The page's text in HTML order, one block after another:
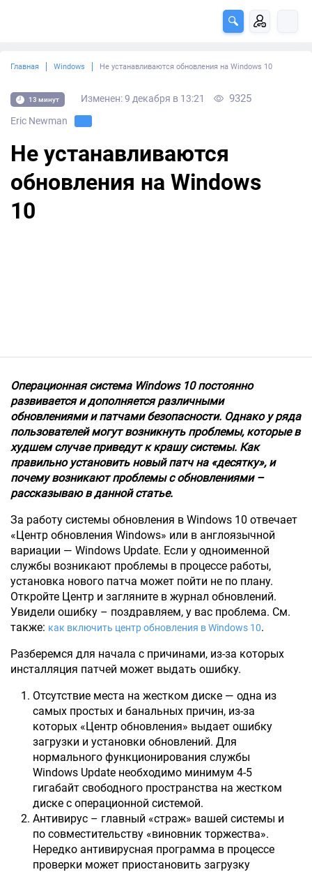
Главная Windows Не устанавливаются обновления на Windows 10
13 минут Изменен: 9 декабря в 13:21 9325
Eric Newman
Не устанавливаются
обновления на Windows
10
Операционная система Windows 10 постоянно
развивается и дополняется различными
обновлениями и патчами безопасности. Однако у ряда
пользователей могут возникнуть проблемы, которые в
худшем случае приведут к крашу системы. Как
правильно установить новый патч на «десятку», и
почему возникают проблемы с обновлениями –
рассказываю в данной статье.
За работу системы обновления в Windows 10 отвечает
«Центр обновления Windows» или в англоязычной
вариации — Windows Update. Если у одноименной
службы возникают проблемы в процессе работы,
установка нового патча может пойти не по плану.
Откройте Центр и загляните в журнал обновлений.
Увидели ошибку – поздравляем, у вас проблема. См.
также: как включить центр обновления в Windows 10.
Разберемся для начала с причинами, из-за которых
инсталляция патчей может выдать ошибку.
Отсутствие места на жестком диске — одна из
самых простых и банальных причин, из-за
которых «Центр обновления» выдает ошибку
загрузки и установки обновлений. Для
нормального функционирования службы
Windows Update необходимо минимум 4-5
гигабайт свободного пространства на жестком
диске с операционной системой.
Антивирус – главный «страж» вашей системы и
по совместительству «виновник торжества».
Нередко антивирусная программа в процессе
проверки может приостановить загрузку